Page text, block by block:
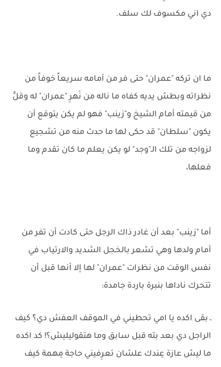
دي اني مكسوف لك سلف.
ما ان تركه "عمران" حتى فر من أمامه سريعاً خوفاً من
نظراته وبطش يديه كفاه ما ناله من نَهرِ "عمران" له وقلًَ
من قيمته أمام الشيخ و"زينب" فهو لم يكن يتوقع أن
يكون "سلطان" قد حكى لها ما حدث منه من تشجيع
لزواجه من تلك الـ"وجد" لو يكن يعلم ما كان تقدم وما
فعلها،
أما "زينب" بعد أن غادر ذاك الرجل حتى كادت أن تفر من
أمام ولدها وهي تشعر بالخجل الشديد والارتياب في
نفس الوقت من نظرات "عمران" لها إلا أنها قبل أن
تتحرك ناداها بنبرة باردة جامدة:
ـ بقى اكده يا امي تحطيني في الموقف العفش دي؟َ كيف
الراجل دي بعد بته قبل سابق وما هتقوليليش؟! كد اكده
ما ليش عازة عِندك علشان تعرِفيني حاجة مِهمة كيف